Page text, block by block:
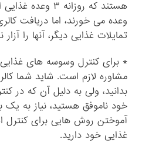
وعده می خورند، اما دریافت
تمایلات غذایی دیگر، آنها را
* برای کنترل وسوسه های
مشاوره لازم است. شاید شما
بدانید، ولی به دلیل آن که در
خود ناموفق هستید، نیاز به یک
آموختن روش هایی برای کنترل
غذایی خود دارید.